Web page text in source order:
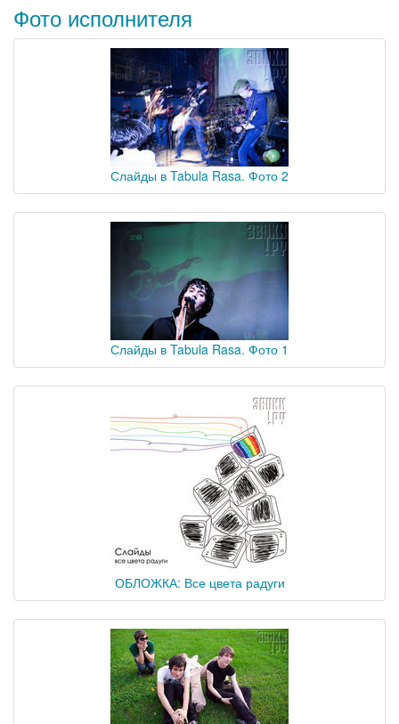
Фото исполнителя
Слайды в Tabula Rasa. Фото 2
Слайды в Tabula Rasa. Фото 1
ОБЛОЖКА: Все цвета радуги